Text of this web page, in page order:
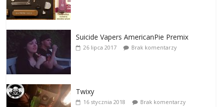
Suicide Vapers AmericanPie Premix
26 lipca 2017 Brak komentarzy
Twixy
16 stycznia 2018 Brak komentarzy